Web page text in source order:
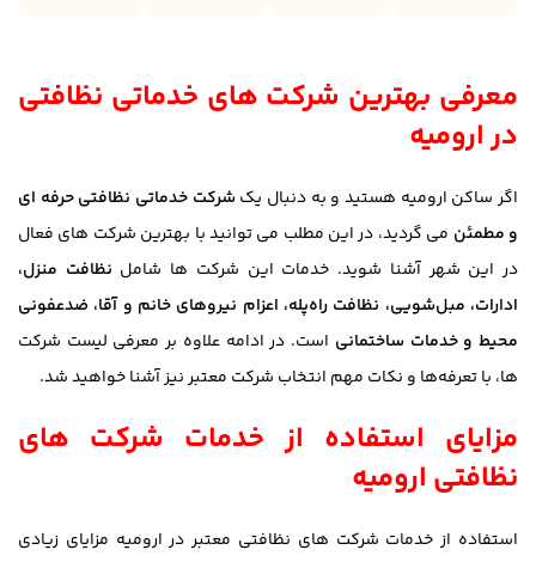
معرفی بهترین شرکت های خدماتی نظافتی
در ارومیه
اگر ساکن ارومیه هستید و به دنبال یک شرکت خدماتی نظافتی حرفه ای
و مطمئن می گردید، در این مطلب می توانید با بهترین شرکت های فعال
در این شهر آشنا شوید. خدمات این شرکت ها شامل نظافت منزل،
ادارات، مبل‌شویی، نظافت راه‌پله، اعزام نیروهای خانم و آقا، ضدعفونی
محیط و خدمات ساختمانی است. در ادامه علاوه بر معرفی لیست شرکت
ها، با تعرفه‌ها و نکات مهم انتخاب شرکت معتبر نیز آشنا خواهید شد.
مزایای استفاده از خدمات شرکت های
نظافتی ارومیه
استفاده از خدمات شرکت های نظافتی معتبر در ارومیه مزایای زیادی